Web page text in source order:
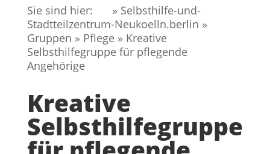
Sie sind hier:
» Selbsthilfe-und-
Stadtteilzentrum-Neukoelln.berlin »
Gruppen » Pflege» Kreative
Selbsthilfegruppe für pflegende
Angehörige
Kreative
Selbsthilfegruppe